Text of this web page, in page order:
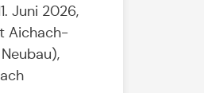
Juni 2026,
Aichach-